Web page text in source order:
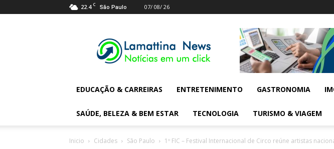
22.4 C São Paulo 07/ 08/ 26
Digital
News
EDUCAÇÃO & CARREIRAS ENTRETENIMENTO GASTRONOMIA
SAÚDE, BELEZA & BEM ESTAR TECNOLOGIA TURISMO & VIAGEM
Inicio Cidades São Paulo 1º FIC – Festival Internacional de Circo reúne artistas